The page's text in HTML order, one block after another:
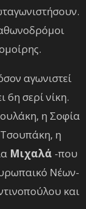
αγωνιστεί
6η σερί νίκη.
η Σοφία
η
Μιχαλά -που
Νέων-
και